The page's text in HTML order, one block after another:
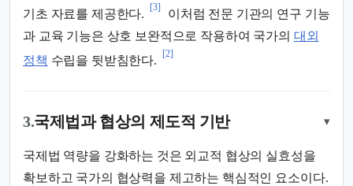
기초 자료를 제공한다.
[3]
이처럼 전문 기관의 연구 기능
과 교육 기능은 상호 보완적으로 작용하여 국가의 대외
정책 수립을 뒷받침한다.
[2]
3.국제법과 협상의 제도적 기반 ▾
국제법 역량을 강화하는 것은 외교적 협상의 실효성을
확보하고 국가의 협상력을 제고하는 핵심적인 요소이다.